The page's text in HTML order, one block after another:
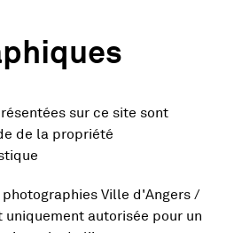
sur ce site sont
de la propriété
Ville d'Angers /
uniquement autorisée pour un